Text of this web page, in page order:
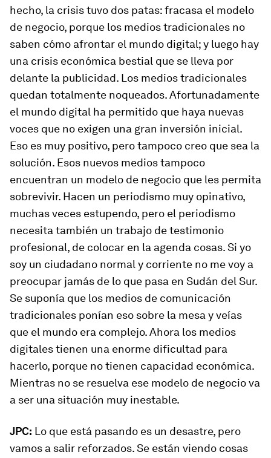
hecho, la crisis tuvo dos patas: fracasa el modelo
de negocio, porque los medios tradicionales no
saben cómo afrontar el mundo digital; y luego hay
una crisis económica bestial que se lleva por
delante la publicidad. Los medios tradicionales
quedan totalmente noqueados. Afortunadamente
el mundo digital ha permitido que haya nuevas
voces que no exigen una gran inversión inicial.
Eso es muy positivo, pero tampoco creo que sea la
solución. Esos nuevos medios tampoco
encuentran un modelo de negocio que les permita
sobrevivir. Hacen un periodismo muy opinativo,
muchas veces estupendo, pero el periodismo
necesita también un trabajo de testimonio
profesional, de colocar en la agenda cosas. Si yo
soy un ciudadano normal y corriente no me voy a
preocupar jamás de lo que pasa en Sudán del Sur.
Se suponía que los medios de comunicación
tradicionales ponían eso sobre la mesa y veías
que el mundo era complejo. Ahora los medios
digitales tienen una enorme dificultad para
hacerlo, porque no tienen capacidad económica.
Mientras no se resuelva ese modelo de negocio va
a ser una situación muy inestable.
JPC: Lo que está pasando es un desastre, pero
vamos a salir reforzados. Se están viendo cosas